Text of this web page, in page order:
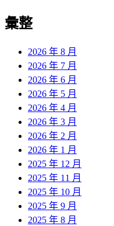
彙整
2026 年 8 月
2026 年 7 月
2026 年 6 月
2026 年 5 月
2026 年 4 月
2026 年 3 月
2026 年 2 月
2026 年 1 月
2025 年 12 月
2025 年 11 月
2025 年 10 月
2025 年 9 月
2025 年 8 月